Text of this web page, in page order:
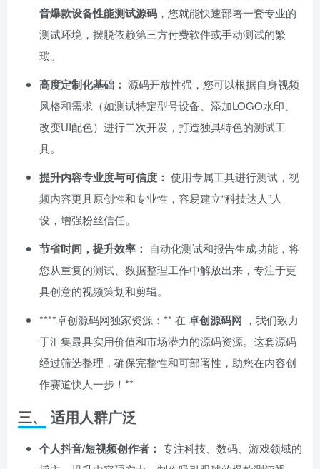
音爆款设备性能测试源码 ，您就能快速部署一套专业的
测试环境，摆脱依赖第三方付费软件或手动测试的繁
琐。
高度定制化基础：​ 源码开放性强，您可以根据自身视频
风格和需求（如测试特定型号设备、添加LOGO水印、
改变UI配色）进行二次开发，打造独具特色的测试工
具。
提升内容专业度与可信度：​ 使用专属工具进行测试，视
频内容更具原创性和专业性，容易建立“科技达人”人
设，增强粉丝信任。
节省时间，提升效率：​ 自动化测试和报告生成功能，将
您从重复的测试、数据整理工作中解放出来，专注于更
具创意的视频策划和剪辑。
​****卓创源码网独家资源：​** 在 ​ 卓创源码网 ，我们致力
于汇集最具实用价值和市场潜力的源码资源。这套源码
经过筛选整理，确保完整性和可部署性，助您在内容创
作赛道快人一步！​**
三、 适用人群广泛
个人抖音/短视频创作者：​ 专注科技、数码、游戏领域的